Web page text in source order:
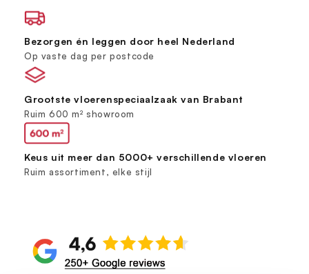
Bezorgen én leggen door heel Nederland
Op vaste dag per postcode
Grootste vloerenspeciaalzaak van Brabant
Ruim 600 m² showroom
Keus uit meer dan 5000+ verschillende vloeren
Ruim assortiment, elke stijl